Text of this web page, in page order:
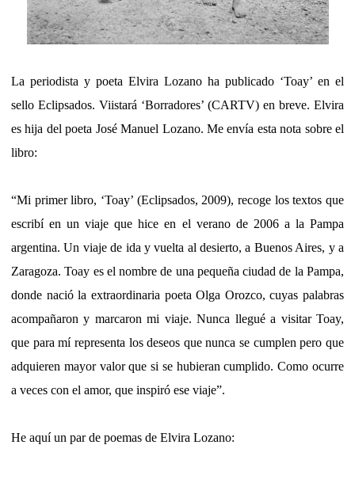
La periodista y poeta Elvira Lozano ha publicado ‘Toay’ en el
sello Eclipsados. Viistará ‘Borradores’ (CARTV) en breve. Elvira
es hija del poeta José Manuel Lozano. Me envía esta nota sobre el
libro:
“Mi primer libro, ‘Toay’ (Eclipsados, 2009), recoge los textos que
escribí en un viaje que hice en el verano de 2006 a la Pampa
argentina. Un viaje de ida y vuelta al desierto, a Buenos Aires, y a
Zaragoza. Toay es el nombre de una pequeña ciudad de la Pampa,
donde nació la extraordinaria poeta Olga Orozco, cuyas palabras
acompañaron y marcaron mi viaje. Nunca llegué a visitar Toay,
que para mí representa los deseos que nunca se cumplen pero que
adquieren mayor valor que si se hubieran cumplido. Como ocurre
a veces con el amor, que inspiró ese viaje”.
He aquí un par de poemas de Elvira Lozano: